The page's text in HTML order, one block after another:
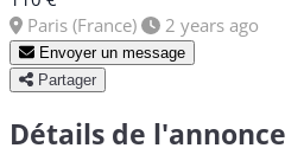
Paris (France)
2 years ago
Envoyer un message
Partager
Détails de l'annonce